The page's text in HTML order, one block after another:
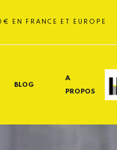
ET EUROPE
BLOG
A
PROPOS